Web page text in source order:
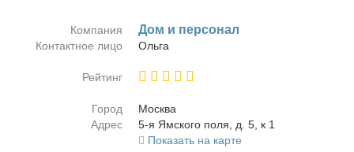
Компания Дом и пер­со­нал
Контактное лицо Оль­га
Рейтинг
Город
Москва
Адрес
5-я Ям­ско­го по­ля, д. 5, к 1
Показать на карте